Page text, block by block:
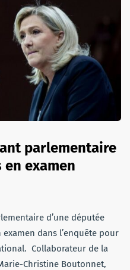
parlementaire
en examen
d’une députée
dans l’enquête pour
Collaborateur de la
Christine Boutonnet,